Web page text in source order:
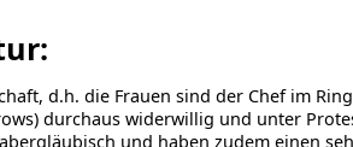
d.h. die Frauen sind der Chef im
durchaus widerwillig und unter
und haben zudem einen